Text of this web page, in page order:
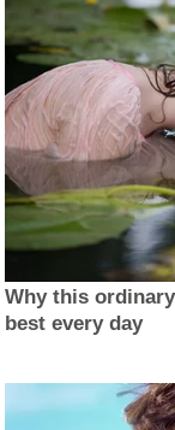
Why this
best every day